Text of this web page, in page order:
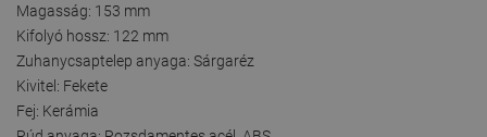
Magasság: 153 mm
Kifolyó hossz: 122 mm
Zuhanycsaptelep anyaga: Sárgaréz
Kivitel: Fekete
Fej: Kerámia